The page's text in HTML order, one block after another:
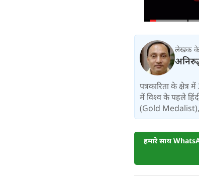
लेखक के
पत्रकारिता के
में विश्‍व के पहले
(Gold Medalist),
हमारे साथ